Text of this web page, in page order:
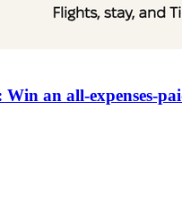
Win an all-expenses-